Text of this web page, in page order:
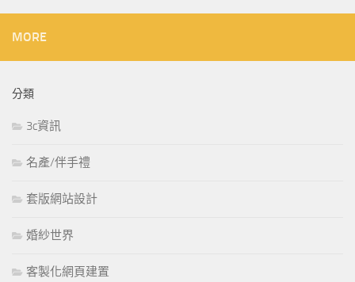
MORE
分類
3c資訊
名產/伴手禮
套版網站設計
婚紗世界
客製化網頁建置